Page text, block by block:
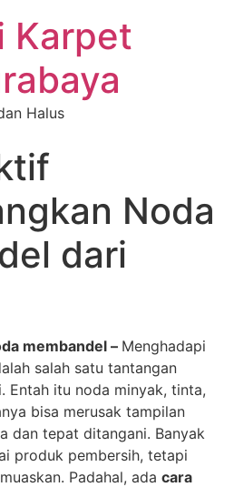
Karpet
Halus
Noda
dari
membandel – Menghadapi
salah satu tantangan
Entah itu noda minyak, tinta,
bisa merusak tampilan
dan tepat ditangani. Banyak
produk pembersih, tetapi
Padahal, ada cara